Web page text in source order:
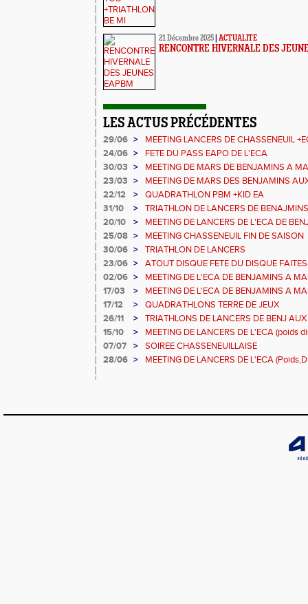
21 Décembre 2025 ACTUALITE
RENCONTRE HIVERNALE DES
LES ACTUS PRÉCÉDENTES
29/06 >
MEETING LANCERS DE CHASSENEUIL
24/06 >
FETE DU PASS EAPO DE L'ECA
30/03 >
MEETING DE MARS DE BENJAMINS A
23/03 >
MEETING DE MARS DES BENJAMINS
22/12
>
QUADRATHLON PBM +KID EA
31/10
>
TRIATHLON DE LANCERS DE
20/10
>
MEETING DE LANCERS DE L'ECA DE
25/08 >
MEETING CHASSENEUIL FIN DE SAISON
30/06 >
TRIATHLON DE LANCERS
23/06 >
ATOUT DISQUE FETE DU DISQUE
02/06 >
MEETING DE L'ECA DE BENJAMINS A
17/03
>
MEETING DE L'ECA DE BENJAMINS A
17/12
>
QUADRATHLONS TERRE DE JEUX
26/11
>
TRIATHLONS DE LANCERS DE BENJ
DISQUE JAVELOT)
15/10 >
MEETING DE LANCERS DE L'ECA (poids
à masters
07/07 >
SOIREE CHASSENEUILLAISE
28/06 > MEETING DE LANCERS DE L'ECA